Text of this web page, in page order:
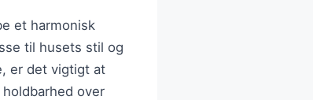
et harmonisk
til husets stil og
er det vigtigt at
over